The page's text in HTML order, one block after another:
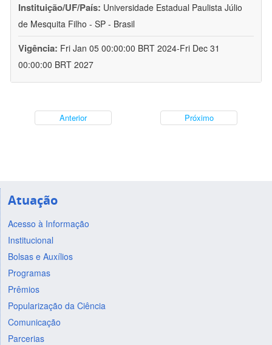
Instituição/UF/País: Universidade Estadual Paulista Júlio
de Mesquita Filho - SP - Brasil
Vigência: Fri Jan 05 00:00:00 BRT 2024-Fri Dec 31
00:00:00 BRT 2027
Anterior Próximo
Atuação
Acesso à Informação
Institucional
Bolsas e Auxílios
Programas
Prêmios
Popularização da Ciência
Comunicação
Parcerias